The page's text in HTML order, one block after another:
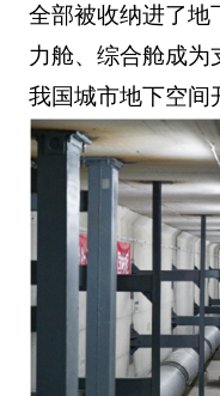
全部被收纳进了地
力舱、综合舱成为
我国城市地下空间